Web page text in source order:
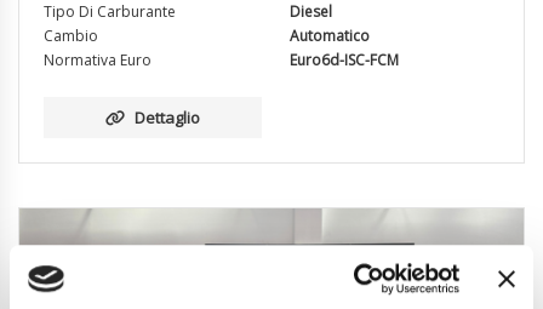
Tipo Di Carburante
Diesel
Cambio
Automatico
Normativa Euro
Euro6d-ISC-FCM
Dettaglio